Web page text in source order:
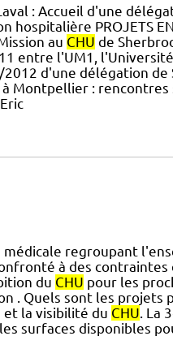
: Accueil d'une
hospitalière PROJETS
au CHU de
entre l'UM1,
d'une délégation de
Montpellier :
regroupant
à des
du CHU pour les
. Quels sont les projets
la visibilité du CHU. La
surfaces disponibles